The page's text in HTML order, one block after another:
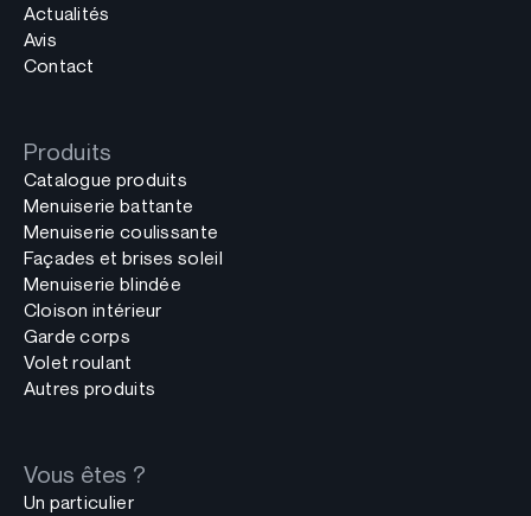
Actualités
Avis
Contact
Produits
Catalogue produits
Menuiserie battante
Menuiserie coulissante
Façades et brises soleil
Menuiserie blindée
Cloison intérieur
Garde corps
Volet roulant
Autres produits
Vous êtes ?
Un particulier